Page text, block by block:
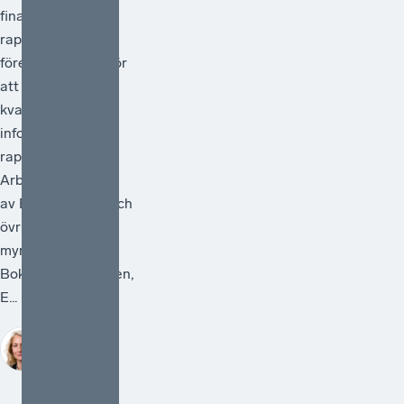
finansiella
rapportering och
föreslå åtgärder för
att förstärka
kvaliteten i den
information som
rapporteras.
Arbetet ska ledas
av Bolagsverket och
övriga deltagande
myndigheter är
Bokföringsnämnden,
E...